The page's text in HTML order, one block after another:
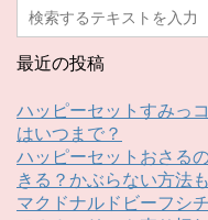
最近の投稿
ハッピーセットすみっ
はいつまで？
ハッピーセットおさる
きる？かぶらない方法
マクドナルドビーフシ